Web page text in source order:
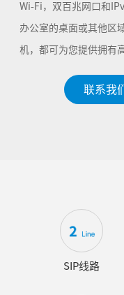
Wi-Fi，双百兆网口和
办公室的桌面或其他区
机，都可为您提供拥有
联系我
SIP线路